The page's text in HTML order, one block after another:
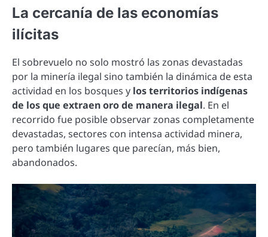
La cercanía de las economías
ilícitas
El sobrevuelo no solo mostró las zonas devastadas
por la minería ilegal sino también la dinámica de esta
actividad en los bosques y los territorios indígenas
de los que extraen oro de manera ilegal. En el
recorrido fue posible observar zonas completamente
devastadas, sectores con intensa actividad minera,
pero también lugares que parecían, más bien,
abandonados.